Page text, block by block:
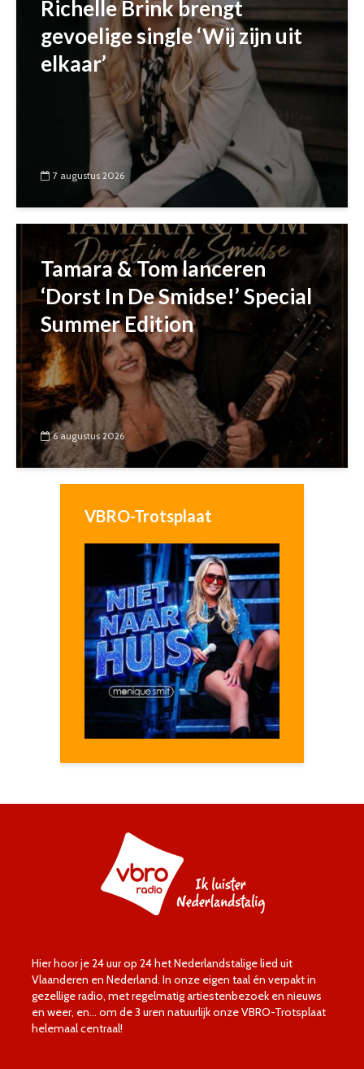
Richelle Brink brengt
gevoelige single ‘Wij zijn uit
elkaar’
7 augustus 2026
Tamara & Tom lanceren
‘Dorst In De Smidse!’ Special
Summer Edition
6 augustus 2026
VBRO-Trotsplaat
Hier hoor je 24 uur op 24 het Nederlandstalige lied uit
Vlaanderen en Nederland. In onze eigen taal én verpakt in
gezellige radio, met regelmatig artiestenbezoek en nieuws
en weer, en… om de 3 uren natuurlijk onze VBRO-Trotsplaat
helemaal centraal!